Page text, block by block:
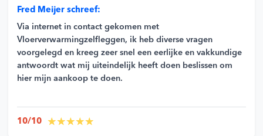
Fred Meijer schreef:
Via internet in contact gekomen met
Vloerverwarmingzelfleggen, ik heb diverse vragen
voorgelegd en kreeg zeer snel een eerlijke en vakkundige
antwoordt wat mij uiteindelijk heeft doen beslissen om
hier mijn aankoop te doen.
10/10